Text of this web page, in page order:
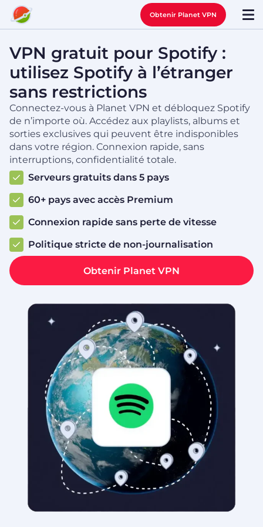
Obtenir Planet VPN
VPN gratuit pour Spotify :
utilisez Spotify à l’étranger
sans restrictions
Connectez-vous à Planet VPN et débloquez Spotify
de n’importe où. Accédez aux playlists, albums et
sorties exclusives qui peuvent être indisponibles
dans votre région. Connexion rapide, sans
interruptions, confidentialité totale.
Serveurs gratuits dans 5 pays
60+ pays avec accès Premium
Connexion rapide sans perte de vitesse
Politique stricte de non-journalisation
Obtenir Planet VPN